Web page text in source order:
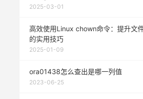
2025-03-01
高效使用Linux chown命令：提升文
的实用技巧
2025-01-09
ora01438怎么查出是哪一列值
2023-06-25